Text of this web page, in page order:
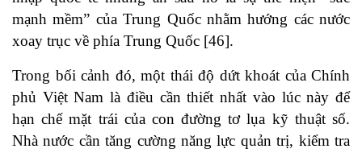
mạnh mềm” của Trung Quốc nhằm hướng các nước
xoay trục về phía Trung Quốc [46].
Trong bối cảnh đó, một thái độ dứt khoát của Chính
phủ Việt Nam là điều cần thiết nhất vào lúc này để
hạn chế mặt trái của con đường tơ lụa kỹ thuật số.
Nhà nước cần tăng cường năng lực quản trị, kiểm tra